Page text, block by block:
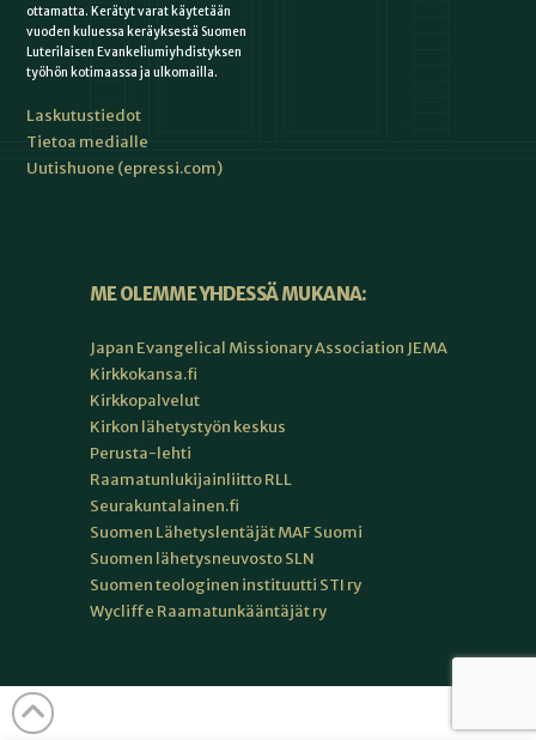
ottamatta. Kerätyt varat käytetään
vuoden kuluessa keräyksestä Suomen
Luterilaisen Evankeliumiyhdistyksen
työhön kotimaassa ja ulkomailla.
Laskutustiedot
Tietoa medialle
Uutishuone (epressi.com)
ME OLEMME YHDESSÄ MUKANA:
Japan Evangelical Missionary Association JEMA
Kirkkokansa.fi
Kirkkopalvelut
Kirkon lähetystyön keskus
Perusta-lehti
Raamatunlukijainliitto RLL
Seurakuntalainen.fi
Suomen Lähetyslentäjät MAF Suomi
Suomen lähetysneuvosto SLN
Suomen teologinen instituutti STI ry
Wycliffe Raamatunkääntäjät ry